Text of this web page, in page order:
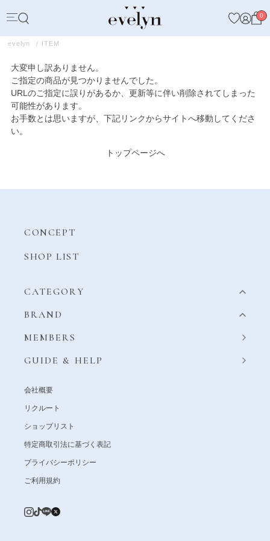
0
evelyn ITEM
大変申し訳ありません。
ご指定の商品が見つかりませんでした。
URLのご指定に誤りがあるか、更新等に伴い削除されてしまった
可能性があります。
お手数とは思いますが、下記リンクからサイトへ移動してくださ
い。
トップページへ
CONCEPT
SHOP LIST
CATEGORY
BRAND
MEMBERS
GUIDE & HELP
会社概要
リクルート
ショップリスト
特定商取引法に基づく表記
プライバシーポリシー
ご利用規約